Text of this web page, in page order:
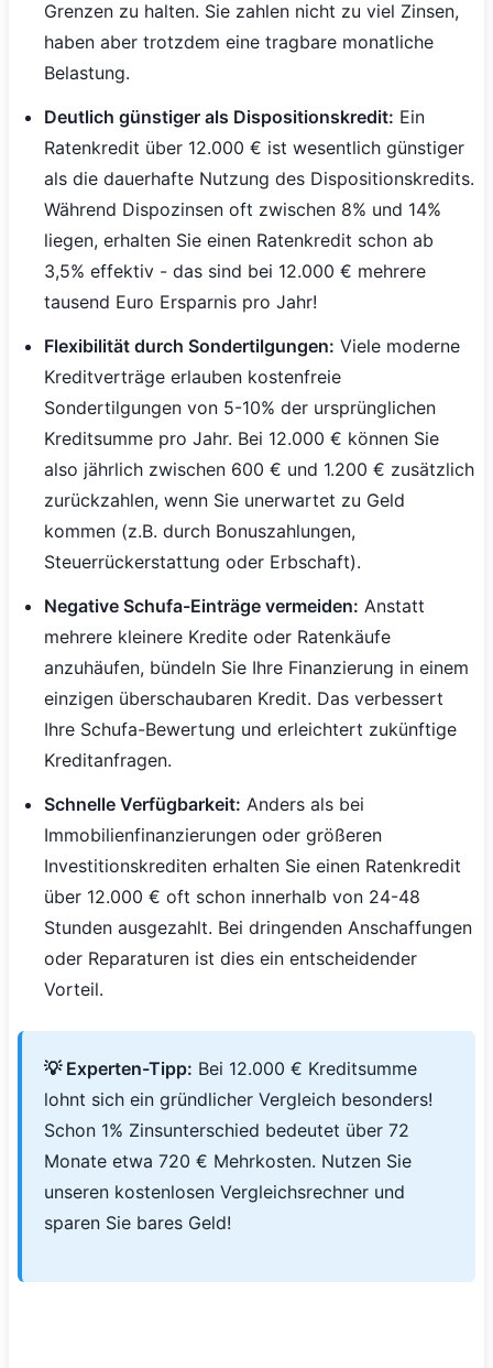
Grenzen zu halten. Sie zahlen nicht zu viel Zinsen,
haben aber trotzdem eine tragbare monatliche
Belastung.
Deutlich günstiger als Dispositionskredit: Ein
Ratenkredit über 12.000 € ist wesentlich günstiger
als die dauerhafte Nutzung des Dispositionskredits.
Während Dispozinsen oft zwischen 8% und 14%
liegen, erhalten Sie einen Ratenkredit schon ab
3,5% effektiv - das sind bei 12.000 € mehrere
tausend Euro Ersparnis pro Jahr!
Flexibilität durch Sondertilgungen: Viele moderne
Kreditverträge erlauben kostenfreie
Sondertilgungen von 5-10% der ursprünglichen
Kreditsumme pro Jahr. Bei 12.000 € können Sie
also jährlich zwischen 600 € und 1.200 € zusätzlich
zurückzahlen, wenn Sie unerwartet zu Geld
kommen (z.B. durch Bonuszahlungen,
Steuerrückerstattung oder Erbschaft).
Negative Schufa-Einträge vermeiden: Anstatt
mehrere kleinere Kredite oder Ratenkäufe
anzuhäufen, bündeln Sie Ihre Finanzierung in einem
einzigen überschaubaren Kredit. Das verbessert
Ihre Schufa-Bewertung und erleichtert zukünftige
Kreditanfragen.
Schnelle Verfügbarkeit: Anders als bei
Immobilienfinanzierungen oder größeren
Investitionskrediten erhalten Sie einen Ratenkredit
über 12.000 € oft schon innerhalb von 24-48
Stunden ausgezahlt. Bei dringenden Anschaffungen
oder Reparaturen ist dies ein entscheidender
Vorteil.
💡 Experten-Tipp: Bei 12.000 € Kreditsumme
lohnt sich ein gründlicher Vergleich besonders!
Schon 1% Zinsunterschied bedeutet über 72
Monate etwa 720 € Mehrkosten. Nutzen Sie
unseren kostenlosen Vergleichsrechner und
sparen Sie bares Geld!